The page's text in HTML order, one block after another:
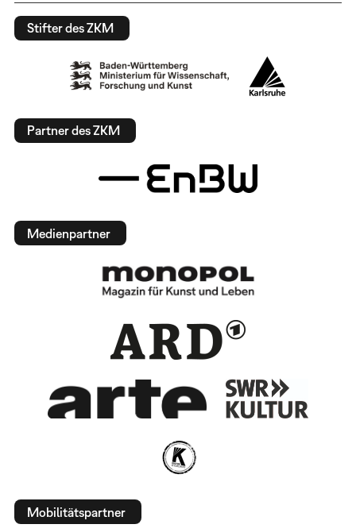
Stifter des ZKM
Partner des ZKM
Medienpartner
Mobilitätspartner